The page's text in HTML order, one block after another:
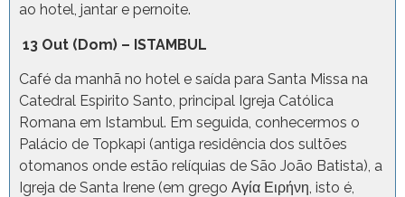
ao hotel, jantar e pernoite.
13 Out (Dom) – ISTAMBUL
Café da manhã no hotel e saída para Santa Missa na
Catedral Espirito Santo, principal Igreja Católica
Romana em Istambul. Em seguida, conhecermos o
Palácio de Topkapi (antiga residência dos sultões
otomanos onde estão relíquias de São João Batista), a
Igreja de Santa Irene (em grego Αγία Ειρήνη, isto é,